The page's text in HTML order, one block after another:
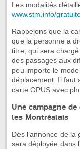
Les modalités
www.stm.info/
Rappelons que la
que la personne a
titre, qui sera
des passages aux
peu importe le
déplacement. Il faut
carte OPUS avec
Une campagne
les Montréalais
Dès l’annonce de
sera déployée dans